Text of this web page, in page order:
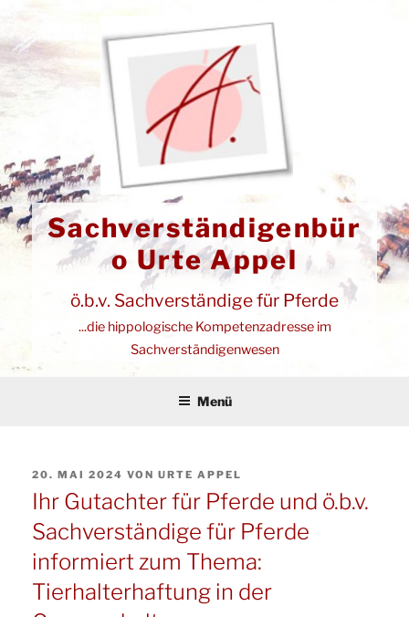
Inhalt
springen
Sachverständigenbür
o Urte Appel
ö.b.v. Sachverständige für Pferde
...die hippologische Kompetenzadresse im
Sachverständigenwesen
Menü
VERÖFFENTLICHT
AM
20. MAI 2024 VONURTE APPEL
Ihr Gutachter für Pferde und ö.b.v.
Sachverständige für Pferde
informiert zum Thema:
Tierhalterhaftung in der